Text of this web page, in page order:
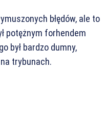
błędów, ale to
potężnym forhendem
był bardzo dumny,
trybunach.